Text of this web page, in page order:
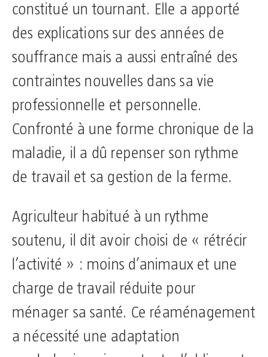
constitué un tournant. Elle a apporté
des explications sur des années de
souffrance mais a aussi entraîné des
contraintes nouvelles dans sa vie
professionnelle et personnelle.
Confronté à une forme chronique de la
maladie, il a dû repenser son rythme
de travail et sa gestion de la ferme.
Agriculteur habitué à un rythme
soutenu, il dit avoir choisi de « rétrécir
l’activité » : moins d’animaux et une
charge de travail réduite pour
ménager sa santé. Ce réaménagement
a nécessité une adaptation